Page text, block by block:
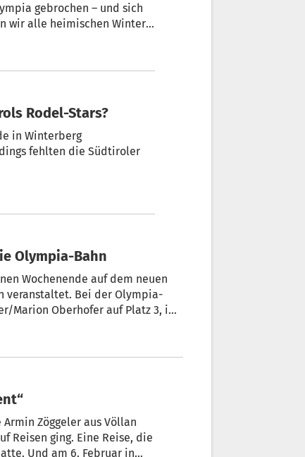
gebrochen – und sich
wir alle heimischen Winter-
Rodel-Stars?
in Winterberg
fehlten die Südtiroler
Olympia-Bahn
Wochenende auf dem neuen
veranstaltet. Bei der Olympia-
Marion Oberhofer auf Platz 3, im
Robatscher im Einsitzer der
Zöggeler aus Völlan
Reisen ging. Eine Reise, die
Und am 6. Februar in